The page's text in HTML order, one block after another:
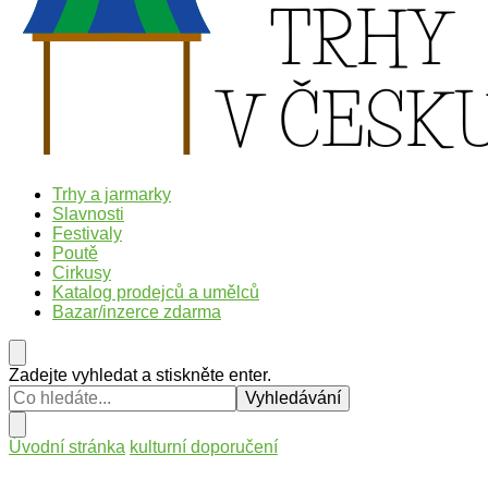
Trhy v Česku
Trhy, jarmarky, slavnosti a poutě v České republice
Trhy a jarmarky
Slavnosti
Festivaly
Poutě
Cirkusy
Katalog prodejců a umělců
Bazar/inzerce zdarma
Hledáte
něco
?
Zadejte vyhledat a stiskněte enter.
Úvodní stránka kulturní doporučení